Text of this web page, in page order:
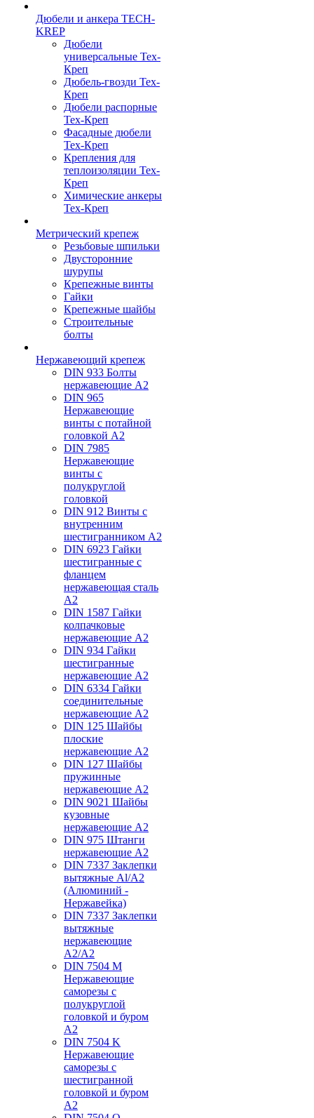
Дюбели и анкера TECH-
KREP
Дюбели
универсальные Тех-
Креп
Дюбель-гвозди Тех-
Креп
Дюбели распорные
Тех-Креп
Фасадные дюбели
Тех-Креп
Крепления для
теплоизоляции Тех-
Креп
Химические анкеры
Тех-Креп
Метрический крепеж
Резьбовые шпильки
Двусторонние
шурупы
Крепежные винты
Гайки
Крепежные шайбы
Строительные
болты
Нержавеющий крепеж
DIN 933 Болты
нержавеющие А2
DIN 965
Нержавеющие
винты с потайной
головкой А2
DIN 7985
Нержавеющие
винты с
полукруглой
головкой
DIN 912 Винты с
внутренним
шестигранником А2
DIN 6923 Гайки
шестигранные с
фланцем
нержавеющая сталь
А2
DIN 1587 Гайки
колпачковые
нержавеющие А2
DIN 934 Гайки
шестигранные
нержавеющие А2
DIN 6334 Гайки
соединительные
нержавеющие А2
DIN 125 Шайбы
плоские
нержавеющие А2
DIN 127 Шайбы
пружинные
нержавеющие А2
DIN 9021 Шайбы
кузовные
нержавеющие А2
DIN 975 Штанги
нержавеющие А2
DIN 7337 Заклепки
вытяжные Al/A2
(Алюминий -
Нержавейка)
DIN 7337 Заклепки
вытяжные
нержавеющие
A2/A2
DIN 7504 M
Нержавеющие
саморезы с
полукруглой
головкой и буром
А2
DIN 7504 K
Нержавеющие
саморезы с
шестигранной
головкой и буром
А2